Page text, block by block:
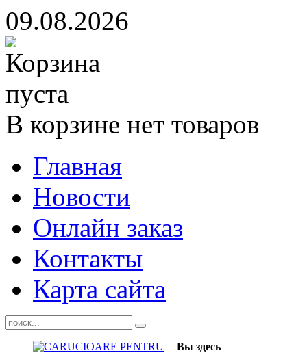
09.08.2026
В корзине нет товаров
Главная
Новости
Онлайн заказ
Контакты
Карта сайта
Вы здесь